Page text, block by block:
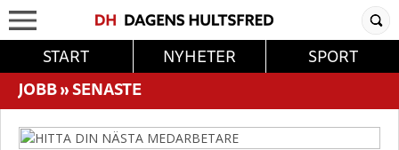
START NYHETER
SPORT
JOBB»SENASTE